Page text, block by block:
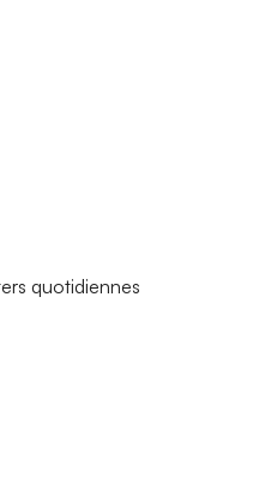
quotidiennes